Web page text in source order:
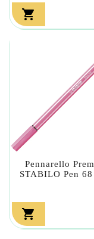

Pennarello
STABILO Pen 68
